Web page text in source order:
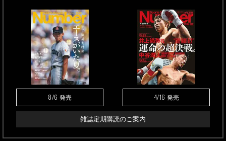
8/6 発売 4/16 発売
雑誌定期購読のご案内